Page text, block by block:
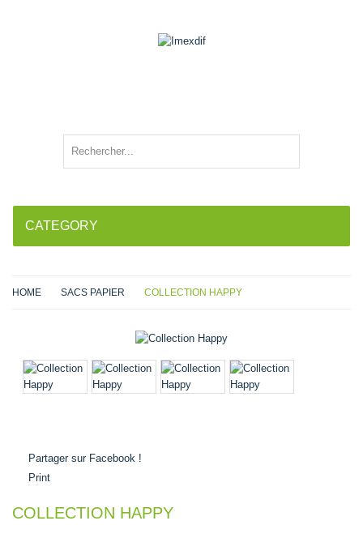
CATEGORY
HOME SACS PAPIER COLLECTION HAPPY
Partager sur Facebook !
Print
COLLECTION HAPPY